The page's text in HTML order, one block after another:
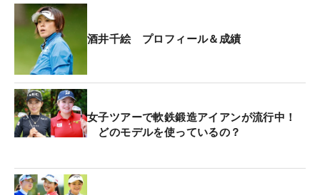
酒井千絵 プロフィール＆成績
女子ツアーで軟鉄鍛造アイアンが流行中！
どのモデルを使っているの？